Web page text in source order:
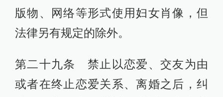
版物、网络等形式使用妇女肖像，但
法律另有规定的除外。
第二十九条 禁止以恋爱、交友为由
或者在终止恋爱关系、离婚之后，纠